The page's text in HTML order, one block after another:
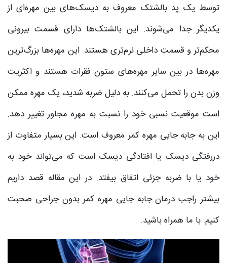
توسط یک پد بالشتک معروف به دیسک‌های بین مهره‌ای از
یکدیگر جدا می‌شوند. این بالشتک‌ها دارای قسمت بیرونی
محکم‌تر و قسمت داخلی نرم‌تری هستند. این مهره‌ها بزرگ‌ترین
مهره‌ها در بین سایر مهره‌های ستون فقرات هستند و اکثریت
وزن بدن را تحمل می‌کنند. به دلیل ضربه شدید، یک مهره ممکن
است موقعیت نسبی خود را نسبت به مهره مجاور تغییر دهد.
این به جابه جایی مهره کمر معروف است. این بسیار متفاوت از
دررفتگی دیسک یا افتادگی دیسک است که می‌تواند خود به
خود یا با ضربه جزئی اتفاق بیفتد. در این مقاله قصد داریم
بیشتر راجب درمان جابه جایی مهره کمر بدون جراحی صحبت
کنیم. با ما همراه باشید.